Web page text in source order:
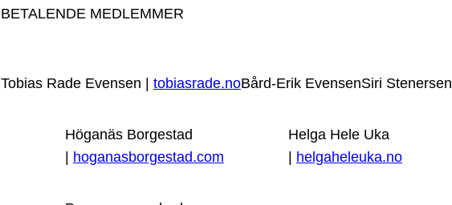
BETALENDE MEDLEMMER
Tobias Rade Evensen | tobiasrade.noBård-Erik EvensenSiri Stenersen
Höganäs Borgestad
| hoganasborgestad.com
Helga Hele Uka
| helgaheleuka.no